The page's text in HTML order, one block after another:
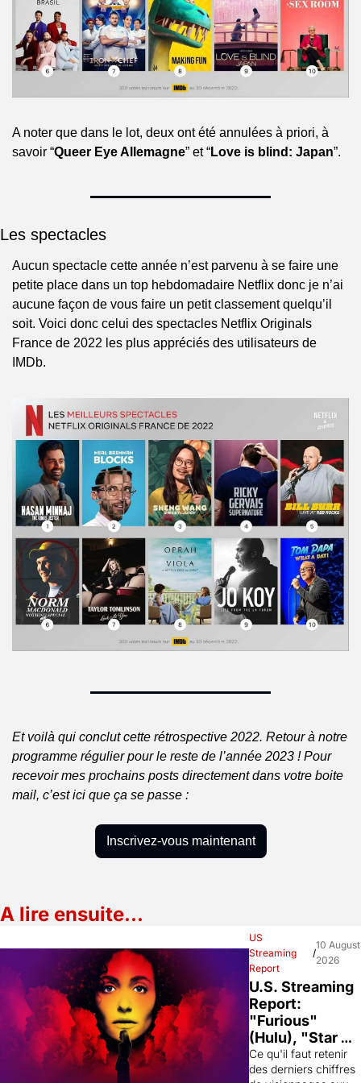
A noter que dans le lot, deux ont été annulées à priori, à
savoir “Queer Eye Allemagne” et “Love is blind: Japan”.
Les spectacles
Aucun spectacle cette année n’est parvenu à se faire une
petite place dans un top hebdomadaire Netflix donc je n’ai
aucune façon de vous faire un petit classement quelqu’il
soit. Voici donc celui des spectacles Netflix Originals
France de 2022 les plus appréciés des utilisateurs de
IMDb.
Et voilà qui conclut cette rétrospective 2022. Retour à notre
programme régulier pour le reste de l’année 2023 ! Pour
recevoir mes prochains posts directement dans votre boite
mail, c’est ici que ça se passe :
Inscrivez-vous maintenant
A lire ensuite…
US
Streaming
Report
/
10 August
2026
U.S. Streaming
Report:
"Furious"
(Hulu), "Star
Trek: Strange
New Worlds"
Ce qu'il faut retenir
des derniers chiffres